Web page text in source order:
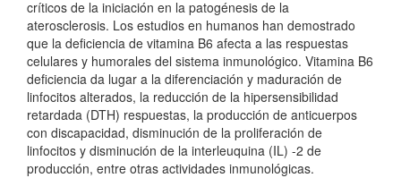
críticos de la iniciación en la patogénesis de la
aterosclerosis. Los estudios en humanos han demostrado
que la deficiencia de vitamina B6 afecta a las respuestas
celulares y humorales del sistema inmunológico. Vitamina B6
deficiencia da lugar a la diferenciación y maduración de
linfocitos alterados, la reducción de la hipersensibilidad
retardada (DTH) respuestas, la producción de anticuerpos
con discapacidad, disminución de la proliferación de
linfocitos y disminución de la interleuquina (IL) -2 de
producción, entre otras actividades inmunológicas.